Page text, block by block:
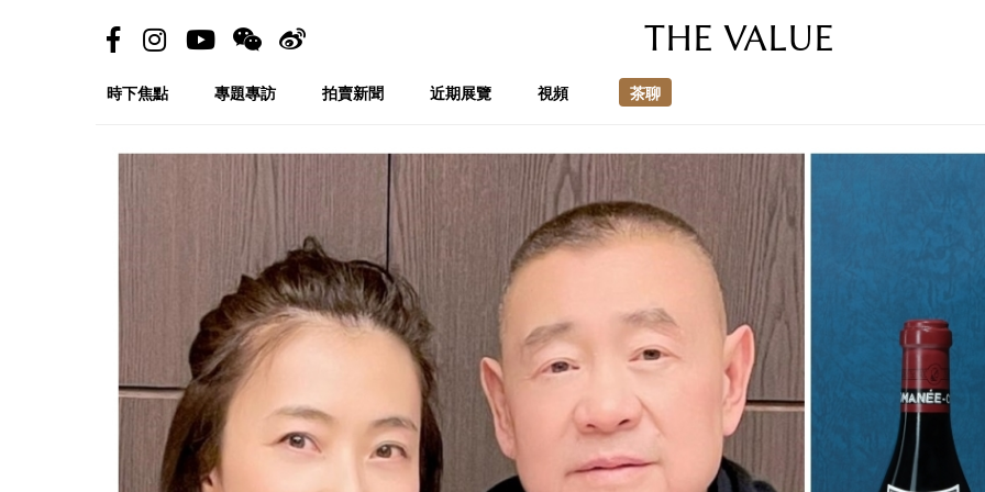
THE VALUE
時下焦點 專題專訪 拍賣新聞 近期展覽 視頻 茶聊